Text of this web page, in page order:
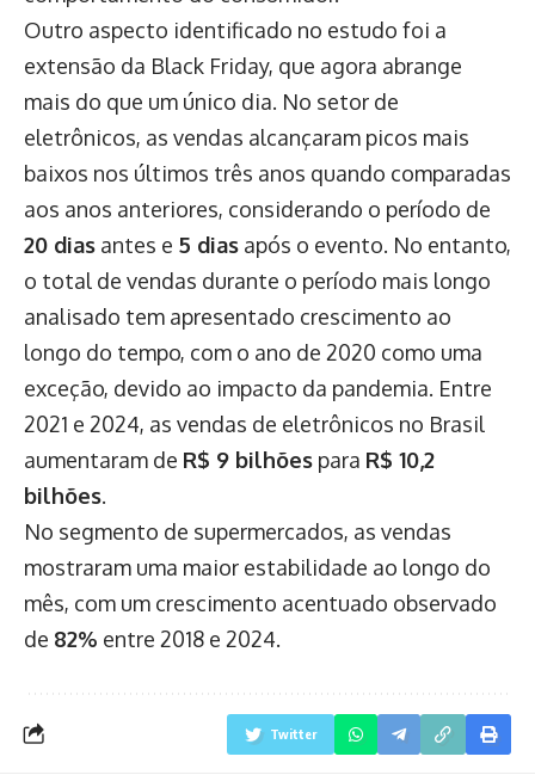
Outro aspecto identificado no estudo foi a
extensão da Black Friday, que agora abrange
mais do que um único dia. No setor de
eletrônicos, as vendas alcançaram picos mais
baixos nos últimos três anos quando comparadas
aos anos anteriores, considerando o período de
20 dias antes e 5 dias após o evento. No entanto,
o total de vendas durante o período mais longo
analisado tem apresentado crescimento ao
longo do tempo, com o ano de 2020 como uma
exceção, devido ao impacto da pandemia. Entre
2021 e 2024, as vendas de eletrônicos no Brasil
aumentaram de R$ 9 bilhões para R$ 10,2
bilhões.
No segmento de supermercados, as vendas
mostraram uma maior estabilidade ao longo do
mês, com um crescimento acentuado observado
de 82% entre 2018 e 2024.
Twitter